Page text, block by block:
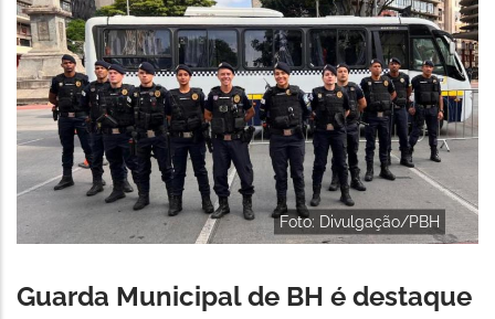
Foto: Divulgação/PBH
Guarda Municipal de BH é destaque